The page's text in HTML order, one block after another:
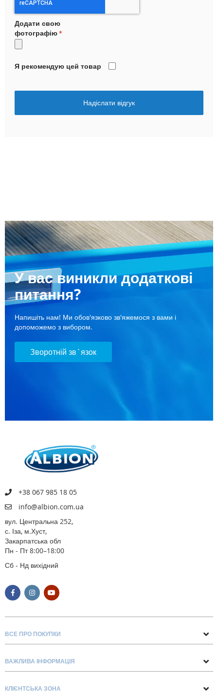
Додати свою
фотографію
Я рекомендую цей товар
Надіслати відгук
У вас виникли додаткові
питання?
Напишіть нам! Ми обов'язково зв'яжемося з вами і
допоможемо з вибором.
Зворотній зв`язок
+38 067 985 18 05
info@albion.com.ua
вул. Центральна 252,
с. Іза, м.Хуст,
Закарпатська обл
Пн - Пт 8:00–18:00
Сб - Нд вихідний
ВСЕ ПРО ПОКУПКИ
Про нас
Блог
ВАЖЛИВА ІНФОРМАЦІЯ
Доставка та оплата
КЛІЄНТСЬКА ЗОНА